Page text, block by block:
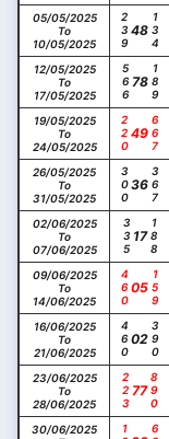
05/05/2025
To
10/05/2025
239 48 134
12/05/2025
To
17/05/2025
566 78189
19/05/2025
To
24/05/2025
220 49 667
26/05/2025
To
31/05/2025
30036 367
02/06/2025
To
07/06/2025
335 17188
09/06/2025
To
14/06/2025
46005 159
16/06/2025
To
21/06/2025
46002 390
23/06/2025
To
28/06/2025
223 77890
30/06/2025